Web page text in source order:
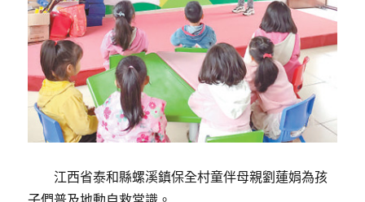
江西省泰和縣螺溪鎮保全村童伴母親劉蓮娟為孩